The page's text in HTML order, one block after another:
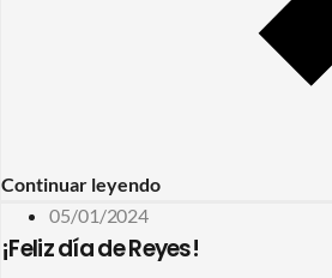
Continuar leyendo
05/01/2024
¡Feliz día de Reyes!